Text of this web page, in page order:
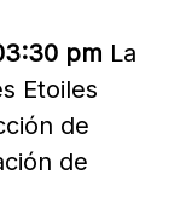
pm La
Etoiles
de
de